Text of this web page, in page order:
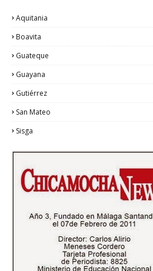
Aquitania
Boavita
Guateque
Guayana
Gutiérrez
San Mateo
Sisga